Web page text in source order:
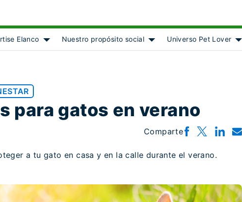
for [object Object]
Elanco
Show submenu for [object Object]
Nuestro propósito social
Universo Pet Lover
para gatos en verano
Comparte
a tu gato en casa y en la calle durante el verano.